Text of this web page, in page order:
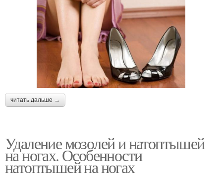
читать дальше →
Удаление мозолей и натоптышей
на ногах. Особенности
натоптышей на ногах